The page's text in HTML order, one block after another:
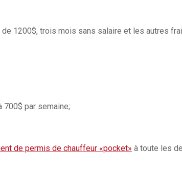
1200$, trois mois sans salaire et les autres
700$ par semaine;
de permis de chauffeur «pocket» à toute les